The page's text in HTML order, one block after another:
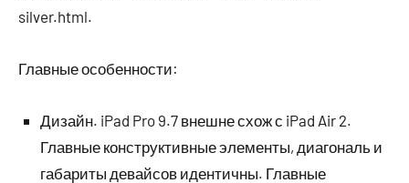
silver.html.
Главные особенности:
Дизайн. iPad Pro 9.7 внешне схож с iPad Air 2.
Главные конструктивные элементы, диагональ и
габариты девайсов идентичны. Главные